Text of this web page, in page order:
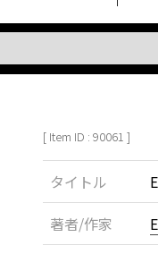
新着・おすすめ商品 9/7up!
フェア・イベント情報 7/
お店からのお知らせ 6/1up!
買
買
古
美
出
宅
店
よ
[ Item ID : 90061 ]
タイトル
著者/作家